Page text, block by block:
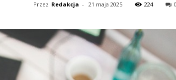
Przez Redakcja - 21 maja 2025 224 0